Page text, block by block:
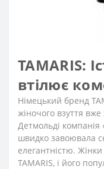
TAMARIS:
втілює
Німецький бренд
жіночого взуття вже
Детмольді
швидко завоювала
елегантністю.
TAMARIS, і його